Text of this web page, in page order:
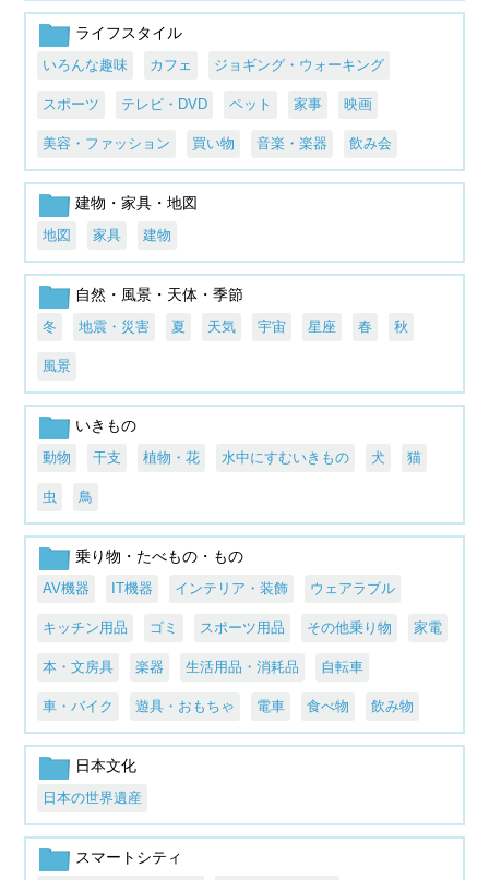
ライフスタイル
いろんな趣味 カフェ ジョギング・ウォーキング
スポーツ テレビ・DVD ペット 家事 映画
美容・ファッション 買い物 音楽・楽器 飲み会
建物・家具・地図
地図 家具 建物
自然・風景・天体・季節
冬 地震・災害 夏 天気 宇宙 星座 春 秋
風景
いきもの
動物 干支 植物・花 水中にすむいきもの 犬 猫
虫 鳥
乗り物・たべもの・もの
AV機器 IT機器 インテリア・装飾 ウェアラブル
キッチン用品 ゴミ スポーツ用品 その他乗り物 家電
本・文房具 楽器 生活用品・消耗品 自転車
車・バイク 遊具・おもちゃ 電車 食べ物 飲み物
日本文化
日本の世界遺産
スマートシティ